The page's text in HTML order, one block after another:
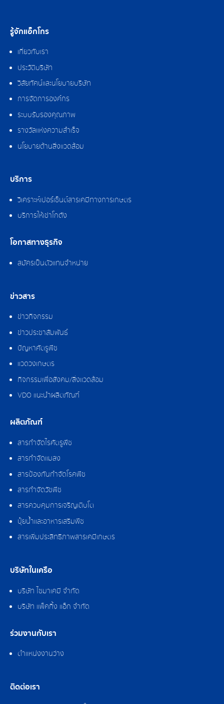
รู้จักแอ็กโกร
เกี่ยวกับเรา
ประวัติบริษัท
วิสัยทัศน์และนโยบายบริษัท
การจัดการองค์กร
ระบบรับรองคุณภาพ
รางวัลแห่งความสำเร็จ
นโยบายด้านสิ่งแวดล้อม
บริการ
วิเคราะห์เปอร์เซ็นต์สารเคมีทางการเกษตร
บริการให้เช่าโกดัง
โอกาสทางธุรกิจ
สมัครเป็นตัวแทนจำหน่าย
ข่าวสาร
ข่าวกิจกรรม
ข่าวประชาสัมพันธ์
ปัญหาศัตรูพืช
แวดวงเกษตร
กิจกรรมเพื่อสังคม/สิ่งแวดล้อม
VDO แนะนำผลิตภัณฑ์
ผลิตภัณฑ์
สารกำจัดไรศัตรูพืช
สารกำจัดแมลง
สารป้องกันกำจัดโรคพืช
สารกำจัดวัชพืช
สารควบคุมการเจริญเติบโต
ปุ๋ยน้ำและอาหารเสริมพืช
สารเพิ่มประสิทธิภาพสารเคมีเกษตร
บริษัทในเครือ
บริษัท ไซมาเคมี จำกัด
บริษัท แพ็คกิ้ง แอ็ก จำกัด
ร่วมงานกับเรา
ตำแหน่งงานว่าง
ติดต่อเรา